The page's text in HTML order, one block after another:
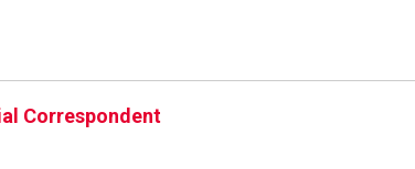
Correspondent